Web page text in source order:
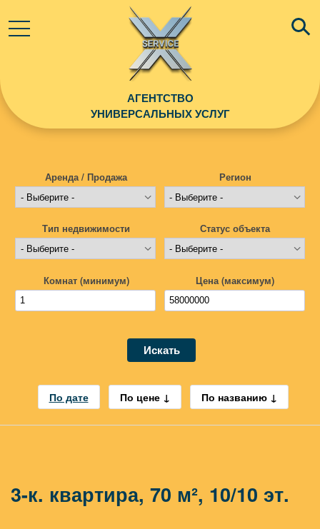
АГЕНТСТВО
УНИВЕРСАЛЬНЫХ УСЛУГ
Аренда / Продажа Регион
Тип недвижимости Статус объекта
Комнат (минимум) Цена (максимум)
Искать
По дате По цене По названию
3-к. квартира, 70 м², 10/10 эт.